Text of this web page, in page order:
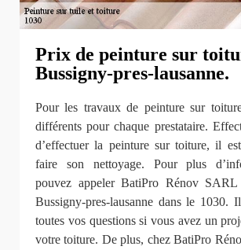
Prix de peinture sur
Bussigny-pres-lausanne.
Pour les travaux de peinture sur
différents pour chaque prestataire.
d’effectuer la peinture sur toiture, il
faire son nettoyage. Pour plus
pouvez appeler BatiPro Rénov
Bussigny-pres-lausanne dans le 1030.
toutes vos questions si vous avez un
votre toiture. De plus, chez BatiPro